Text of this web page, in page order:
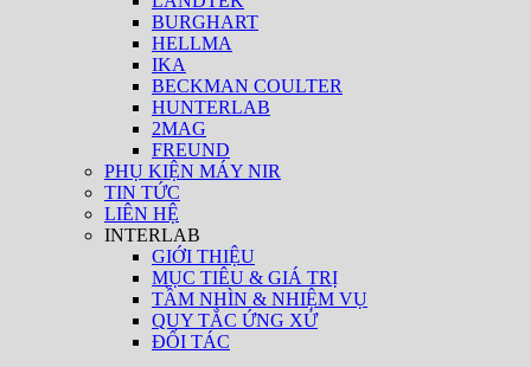
BURGHART
HELLMA
IKA
BECKMAN COULTER
HUNTERLAB
2MAG
FREUND
PHỤ KIỆN MÁY NIR
TIN TỨC
LIÊN HỆ
INTERLAB
GIỚI THIỆU
MỤC TIÊU & GIÁ TRỊ
TẦM NHÌN & NHIỆM VỤ
QUY TẮC ỨNG XỬ
ĐỐI TÁC